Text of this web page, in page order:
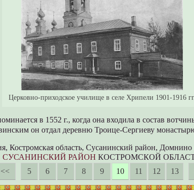
Церковно-приходское училище в селе Хрипели 1901-1916 гг.
в 1552 г., когда она входила в состав
он отдал деревню Троице-Сергиеву
Костромская область, Сусанинский район, Домнино
СУСАНИНСКИЙ РАЙОН КОСТРОМСКОЙ
<<
5 6 7 8 9 10 11 12 13